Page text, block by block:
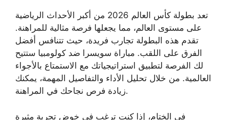
تعد بطولة كأس العالم 2026 من أكبر الأحداث الرياضية
على مستوى العالم، مما يجعلها فرصة مثالية للمراهنة.
تقدم هذه البطولة تجارب فريدة، حيث تتنافس أفضل
الفرق على اللقب. مباراة سويسرا ضد كولومبيا ستتيح
لك الفرصة لتطبيق استراتيجياتك مع الاستمتاع بالأجواء
العالمية. من خلال تحليل الأداء والتفاصيل المهمة، يمكنك
زيادة فرص نجاحك في المراهنة.
في الختام، إذا كنت ترغب في خوض تجربة مثيرة